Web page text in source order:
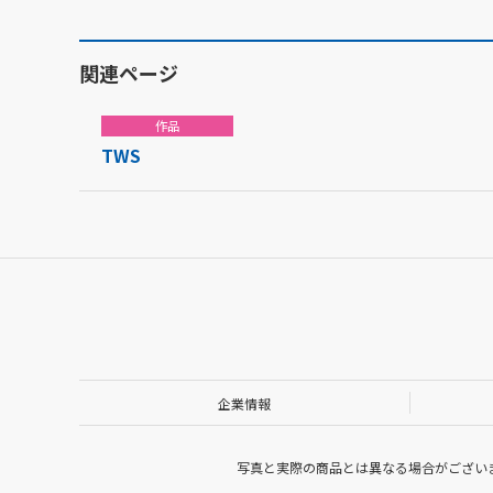
関連ページ
作品
TWS
企業情報
写真と実際の商品とは異なる場合がござ